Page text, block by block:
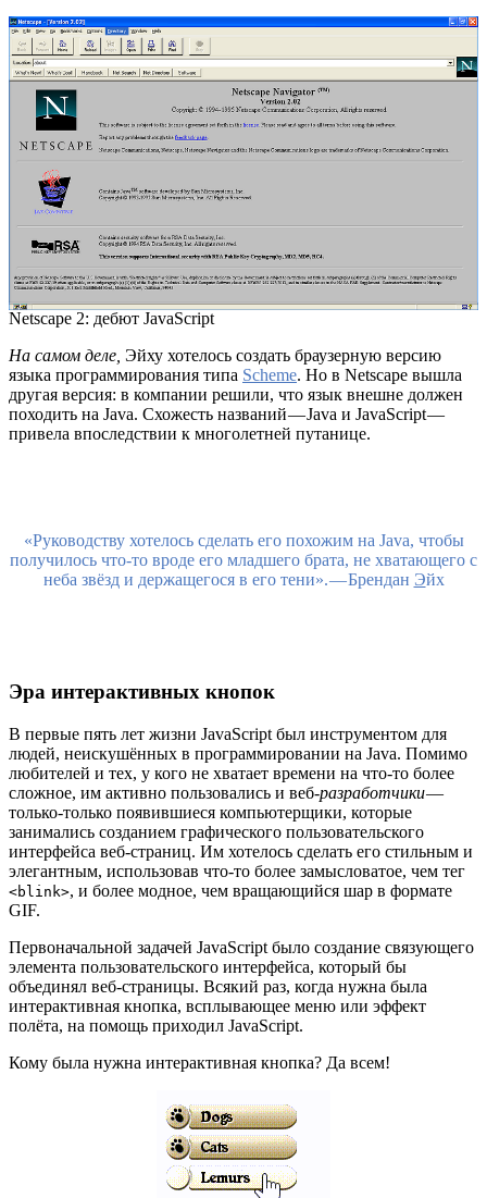
Netscape 2: дебют JavaScript
На самом деле, Эйху хотелось создать браузерную версию
языка программирования типа Scheme. Но в Netscape вышла
другая версия: в компании решили, что язык внешне должен
походить на Java. Схожесть названий — Java и JavaScript —
привела впоследствии к многолетней путанице.
«Руководству хотелось сделать его похожим на Java, чтобы
получилось что-то вроде его младшего брата, не хватающего с
неба звёзд и держащегося в его тени». — Брендан Эйх
Эра интерактивных кнопок
В первые пять лет жизни JavaScript был инструментом для
людей, неискушённых в программировании на Java. Помимо
любителей и тех, у кого не хватает времени на что-то более
сложное, им активно пользовались и веб-разработчики—
только-только появившиеся компьютерщики, которые
занимались созданием графического пользовательского
интерфейса веб-страниц. Им хотелось сделать его стильным и
элегантным, использовав что-то более замысловатое, чем тег
<blink>, и более модное, чем вращающийся шар в формате
GIF.
Первоначальной задачей JavaScript было создание связующего
элемента пользовательского интерфейса, который бы
объединял веб-страницы. Всякий раз, когда нужна была
интерактивная кнопка, всплывающее меню или эффект
полёта, на помощь приходил JavaScript.
Кому была нужна интерактивная кнопка? Да всем!